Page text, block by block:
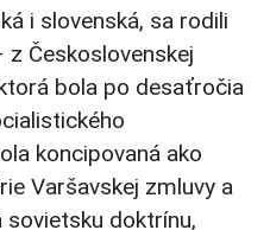
i slovenská, sa rodili
Československej
bola po desaťročia
koncipovaná ako
Varšavskej zmluvy a
sovietsku doktrínu,